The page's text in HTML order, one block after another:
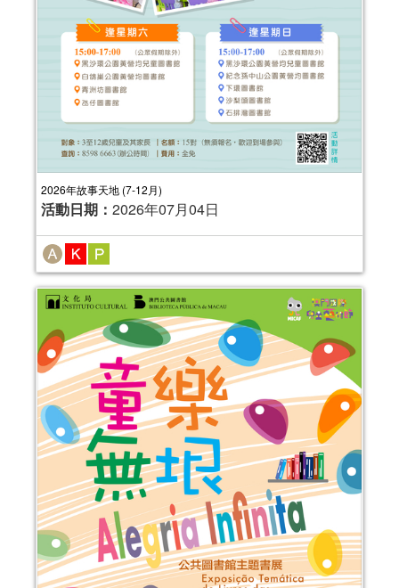
2026年故事天地 (7-12月)
活動日期： 2026年07月04日
本氹氹轉（7-9月）
活動日期：2025年07月05日
報名結束